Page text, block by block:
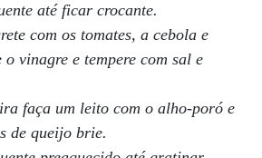
até ficar crocante.
com os tomates, a cebola e
vinagre e tempere com sal e
faça um leito com o alho-poró e
de queijo brie.